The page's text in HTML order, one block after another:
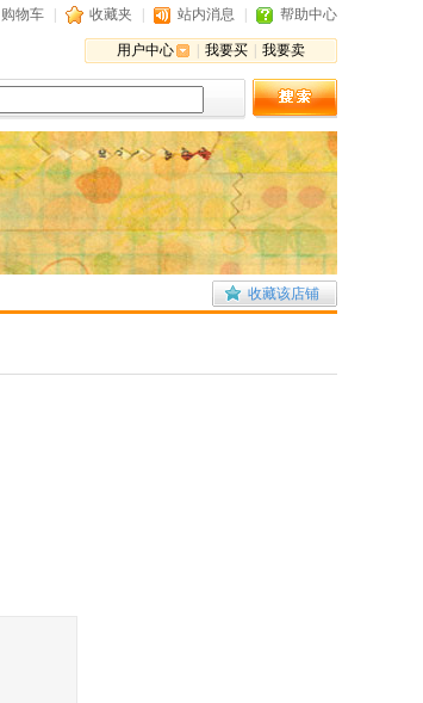
购物车 收藏夹 站内消息 帮助中心
用户中心 我要买 我要卖
收藏该店铺